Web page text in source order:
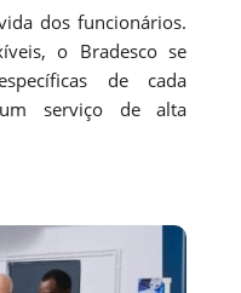
dos funcionários.
o Bradesco se
de cada
um serviço de alta